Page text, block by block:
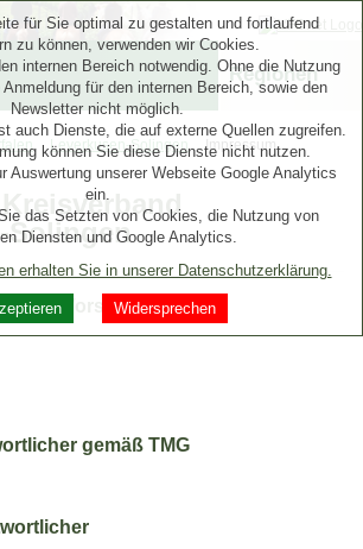
Regionen
Leverkusen-Solingen Impressum
Kreisverband
Solingen
Vorstand
gemäß TMG
für Sie optimal zu gestalten und fortlaufend
zu können, verwenden wir Cookies.
internen Bereich notwendig. Ohne die Nutzung
für den internen Bereich, sowie den
Newsletter nicht möglich.
auch Dienste, die auf externe Quellen zugreifen.
können Sie diese Dienste nicht nutzen.
Auswertung unserer Webseite Google Analytics
ein.
das Setzten von Cookies, die Nutzung von
Diensten und Google Analytics.
erhalten Sie in unserer Datenschutzerklärung.
Widersprechen